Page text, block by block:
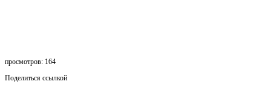
просмотров: 164
Поделиться ссылкой